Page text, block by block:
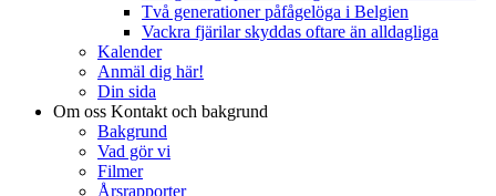
Två generationer påfågelöga i Belgien
Vackra fjärilar skyddas oftare än alldagliga
Kalender
Anmäl dig här!
Din sida
Om oss Kontakt och bakgrund
Bakgrund
Vad gör vi
Filmer
Årsrapporter